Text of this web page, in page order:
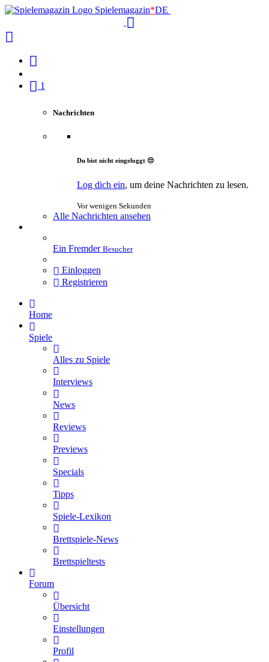
Spielemagazin*DE
1
Nachrichten
Du bist nicht eingeloggt 😔
Log dich ein, um deine Nachrichten zu lesen.
Vor wenigen Sekunden
Alle Nachrichten ansehen
Ein Fremder Besucher
Einloggen
Registrieren
Home
Spiele
Alles zu Spiele
Interviews
News
Reviews
Previews
Specials
Tipps
Spiele-Lexikon
Brettspiele-News
Brettspieltests
Forum
Übersicht
Einstellungen
Profil